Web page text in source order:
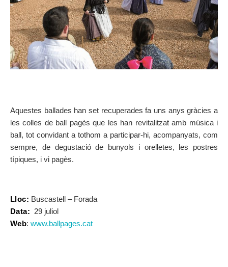
Aquestes ballades han set recuperades fa uns anys gràcies a
les colles de ball pagès que les han revitalitzat amb música i
ball, tot convidant a tothom a participar-hi, acompanyats, com
sempre, de degustació de bunyols i orelletes, les postres
típiques, i vi pagès.
Lloc: Buscastell – Forada
Data: 29 juliol
Web:www.ballpages.cat